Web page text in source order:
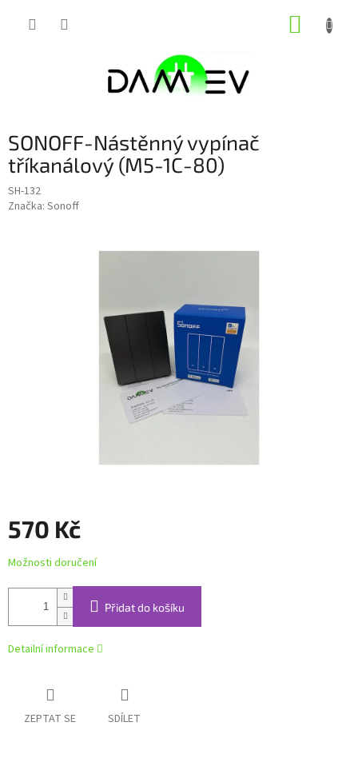
SONOFF-Nástěnný vypínač
tříkanálový (M5-1C-80)
SH-132
Značka: Sonoff
570 Kč
Měrná
cena:
Možnosti doručení
Přidat do košíku
Detailní informace
ZEPTAT SE SDÍLET